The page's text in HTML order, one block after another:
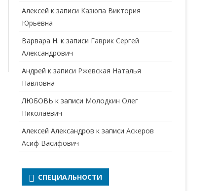
НЕВРОПАТОЛОГ
НЕФРОЛОГ
ОТОЛАРИНГОЛОГ
ОФТАЛЬМОЛОГ
ПРОКТОЛОГ
РЕВМАТОЛОГ
Алексей к записи Казюпа Виктория
Юрьевна
Варвара Н. к записи Гаврик Сергей
Александрович
Андрей к записи Ржевская Наталья
Павловна
ЛЮБОВЬ к записи Молодкин Олег
Николаевич
Алексей Александров к записиАскеров
Асиф Васифович
СПЕЦИАЛЬНОСТИ